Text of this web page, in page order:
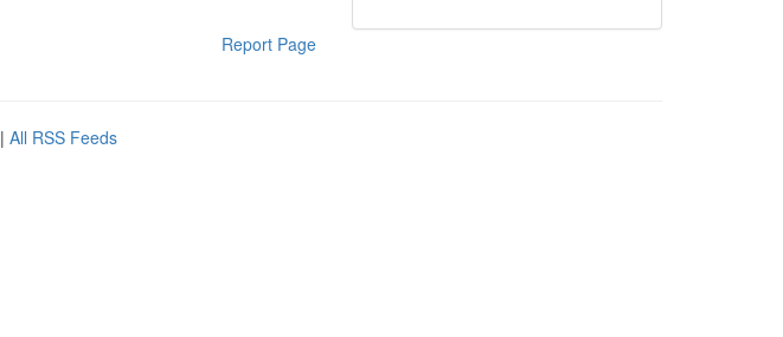
Report Page
| All RSS Feeds